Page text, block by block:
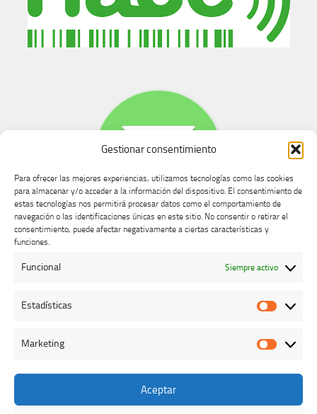
Gestionar consentimiento
Para ofrecer las mejores experiencias, utilizamos tecnologías como las cookies
para almacenar y/o acceder a la información del dispositivo. El consentimiento de
estas tecnologías nos permitirá procesar datos como el comportamiento de
navegación o las identificaciones únicas en este sitio. No consentir o retirar el
consentimiento, puede afectar negativamente a ciertas características y
funciones.
Funcional Siempre activo
Estadísticas
Marketing
Aceptar
Buzón de dudas, quejas y sugerencias
Colegio Oficial de Veterinarios de Cáceres © 2026. Todos los